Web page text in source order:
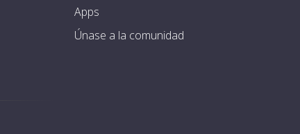
Apps
Únase a la comunidad